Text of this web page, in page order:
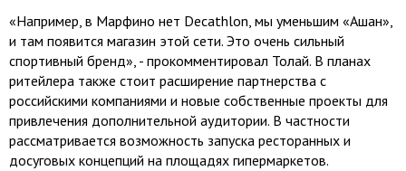
«Например, в Марфино нет Decathlon, мы уменьшим «Ашан»,
и там появится магазин этой сети. Это очень сильный
спортивный бренд», - прокомментировал Толай. В планах
ритейлера также стоит расширение партнерства с
российскими компаниями и новые собственные проекты для
привлечения дополнительной аудитории. В частности
рассматривается возможность запуска ресторанных и
досуговых концепций на площадях гипермаркетов.